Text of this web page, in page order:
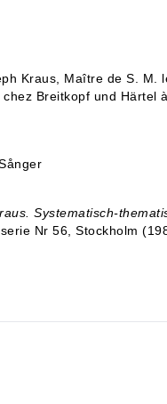
Kraus, Maître de S. M.
Breitkopf und Härtel
Systematisch-
Nr 56, Stockholm